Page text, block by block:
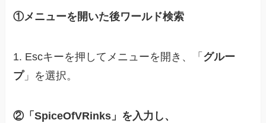
①メニューを開いた後ワールド検索
1. Escキーを押してメニューを開き、「 グルー
プ」を選択。
②「SpiceOfVRinks」を入力し、